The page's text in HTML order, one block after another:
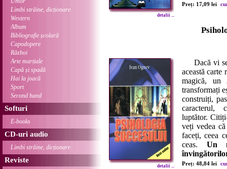
Limbi străine, dicționare
Western
Album
Bibliografie școlară
Capodopere
Război
Arte marțiale
Capă și spadă
Hai la joacă
Sport
Second hand
Softuri
E-books
CD-uri audio
Limbi străine, dicționare
Reviste
detalii ...
Preț: 17,09 lei
detalii ...
Dacă vi se
această carte
magică, un
transformați
construiți,
caracterul,
luptător.
veți vedea
faceți, ceea
ceas. Un
Preț: 48,84 lei